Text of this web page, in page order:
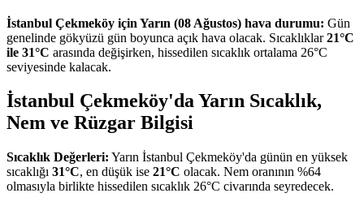
İstanbul Çekmeköy için Yarın (08 Ağustos) hava durumu: Gün
genelinde gökyüzü gün boyunca açık hava olacak. Sıcaklıklar21°C
ile 31°C arasında değişirken, hissedilen sıcaklık ortalama 26°C
seviyesinde kalacak.
İstanbul Çekmeköy'da Yarın Sıcaklık,
Nem ve Rüzgar Bilgisi
Sıcaklık Değerleri: Yarın İstanbul Çekmeköy'da günün en yüksek
sıcaklığı 31°C, en düşük ise 21°C olacak. Nem oranının %64
olmasıyla birlikte hissedilen sıcaklık 26°C civarında seyredecek.